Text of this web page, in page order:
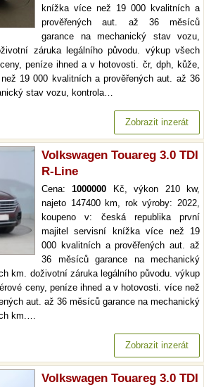
knížka více než 19 000 kvalitních a
prověřených aut. až 36 měsíců
garance na mechanický stav vozu,
záruka legálního původu. výkup všech
peníze ihned a v hotovosti. čr, dph, kůže,
19 000 kvalitních a prověřených aut. až 36
stav vozu, kontrola…
Zobrazit inzerát
Volkswagen Touareg 3.0 TDI
R-Line
Cena:1000000 Kč, výkon 210 kw,
najeto 147400 km, rok výroby: 2022,
koupeno v: česká republika první
majitel servisní knížka více než 19
000 kvalitních a prověřených aut. až
36 měsíců garance na mechanický
km. doživotní záruka legálního původu. výkup
ceny, peníze ihned a v hotovosti. více než
aut. až 36 měsíců garance na mechanický
km.…
Zobrazit inzerát
Volkswagen Touareg 3.0 TDI